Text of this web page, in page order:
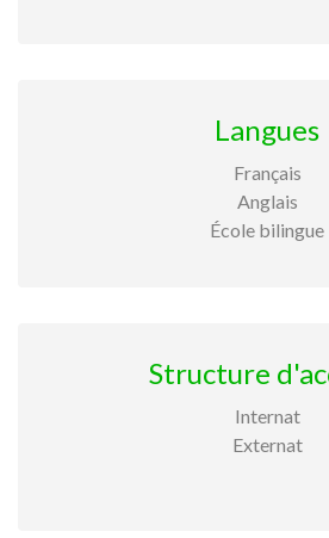
Langues
Français
Anglais
École bilingue
Structure
Internat
Externat